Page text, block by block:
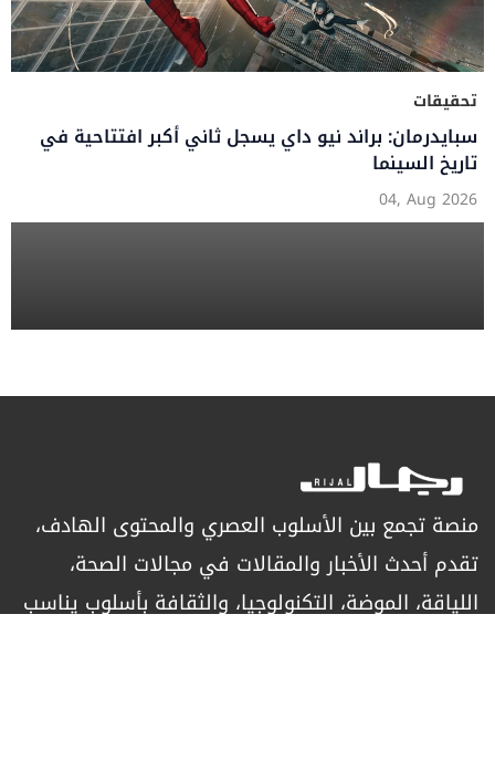
تحقيقات
سبايدرمان: براند نيو داي يسجل ثاني أكبر افتتاحية في
تاريخ السينما
04, Aug 2026
منصة تجمع بين الأسلوب العصري والمحتوى الهادف،
تقدم أحدث الأخبار والمقالات في مجالات الصحة،
اللياقة، الموضة، التكنولوجيا، والثقافة بأسلوب يناسب